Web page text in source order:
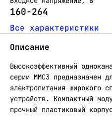
160-264
Все характеристики
Описание
Высокоэффективный
серии ММС3 предназначен
электропитания широкого
устройств. Компактный
прочный пластиковый